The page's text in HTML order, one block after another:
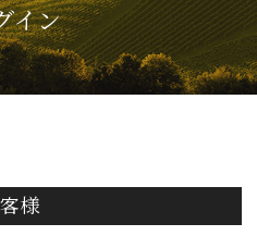
イン
様